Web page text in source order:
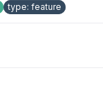
type: feature